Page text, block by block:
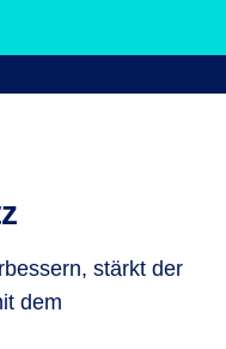
stärkt der
dem